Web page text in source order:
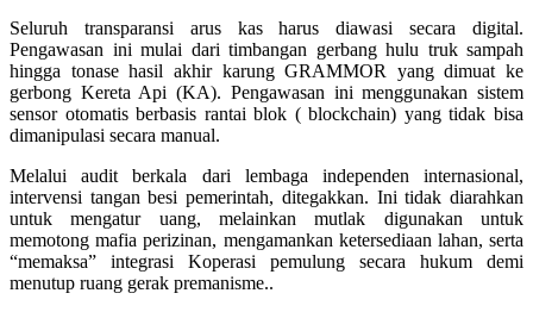
Seluruh transparansi arus kas harus diawasi secara digital.
Pengawasan ini mulai dari timbangan gerbang hulu truk sampah
hingga tonase hasil akhir karung GRAMMOR yang dimuat ke
gerbong Kereta Api (KA). Pengawasan ini menggunakan sistem
sensor otomatis berbasis rantai blok ( blockchain) yang tidak bisa
dimanipulasi secara manual.
Melalui audit berkala dari lembaga independen internasional,
intervensi tangan besi pemerintah, ditegakkan. Ini tidak diarahkan
untuk mengatur uang, melainkan mutlak digunakan untuk
memotong mafia perizinan, mengamankan ketersediaan lahan, serta
“memaksa” integrasi Koperasi pemulung secara hukum demi
menutup ruang gerak premanisme..